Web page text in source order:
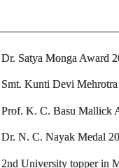
Dr. Satya Monga Award
Smt. Kunti Devi
Prof. K. C. Basu Mallick
Dr. N. C. Nayak Medal
2nd University topper in